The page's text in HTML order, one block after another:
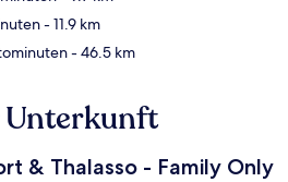
- 11.9 km
- 46.5 km
Unterkunft
& Thalasso - Family Only